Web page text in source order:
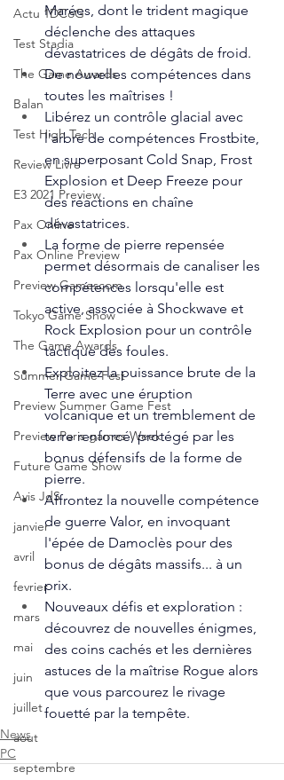
Actu 1DCoG
Test Stadia
The Game Awards
Balan
Test High Tech
Review Livre
E3 2021 Preview
Pax Online
Pax Online Preview
Preview Gamescom
Tokyo Game Show
The Game Awards
Summer Game Fest
Preview Summer Game Fest
Preview Paris games Week
Future Game Show
Avis JdS
janvier
avril
fevrier
mars
mai
juin
juillet
aout
septembre
Marées, dont le trident magique
déclenche des attaques
dévastatrices de dégâts de froid.
De nouvelles compétences dans
toutes les maîtrises !
Libérez un contrôle glacial avec
l'arbre de compétences Frostbite,
en superposant Cold Snap, Frost
Explosion et Deep Freeze pour
des réactions en chaîne
dévastatrices.
La forme de pierre repensée
permet désormais de canaliser les
compétences lorsqu'elle est
active, associée à Shockwave et
Rock Explosion pour un contrôle
tactique des foules.
Exploitez la puissance brute de la
Terre avec une éruption
volcanique et un tremblement de
terre renforcé, protégé par les
bonus défensifs de la forme de
pierre.
Affrontez la nouvelle compétence
de guerre Valor, en invoquant
l'épée de Damoclès pour des
bonus de dégâts massifs... à un
prix.
Nouveaux défis et exploration :
découvrez de nouvelles énigmes,
des coins cachés et les dernières
astuces de la maîtrise Rogue alors
que vous parcourez le rivage
fouetté par la tempête.
News
PC